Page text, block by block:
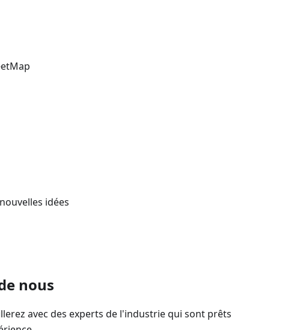
idées
nous
avec des experts de l'industrie qui sont prêts